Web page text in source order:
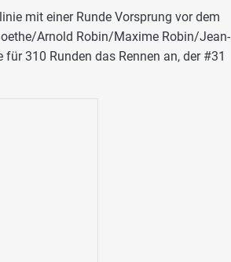
mit einer Runde Vorsprung vor dem
Arnold Robin/Maxime Robin/Jean-
310 Runden das Rennen an, der #31